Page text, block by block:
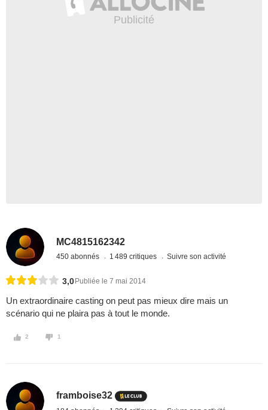
MC4815162342
450 abonnés 1 489 critiques Suivre son activité
3,0 Publiée le 7 mai 2014
Un extraordinaire casting on peut pas mieux dire mais un
scénario qui ne plaira pas à tout le monde.
2 1
framboise32